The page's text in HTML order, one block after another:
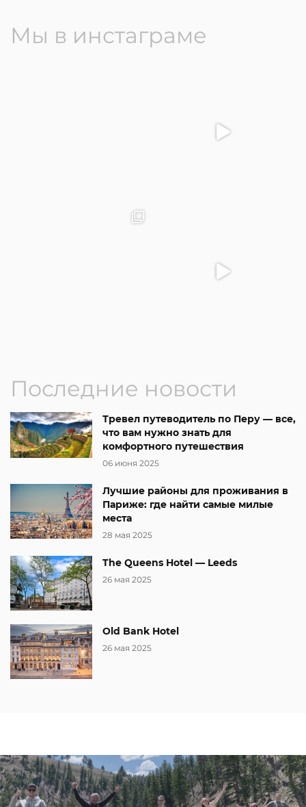
Последние новости
Тревел путеводитель по Перу — все,
что вам нужно знать для
комфортного путешествия
06 июня 2025
Лучшие районы для проживания в
Париже: где найти самые милые
места
28 мая 2025
The Queens Hotel — Leeds
26 мая 2025
Old Bank Hotel
26 мая 2025
Мы в инстаграме